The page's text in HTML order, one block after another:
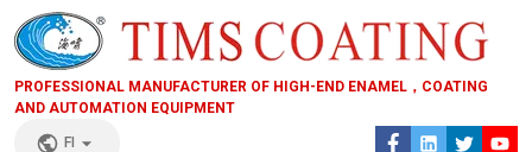
PROFESSIONAL MANUFACTURER OF HIGH-END ENAMEL，COATING
AND AUTOMATION EQUIPMENT
FI